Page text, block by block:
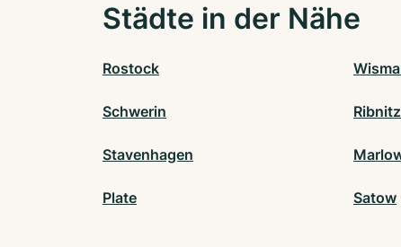
Städte in der Nähe
Rostock
Schwerin
Stavenhagen
Plate Satow